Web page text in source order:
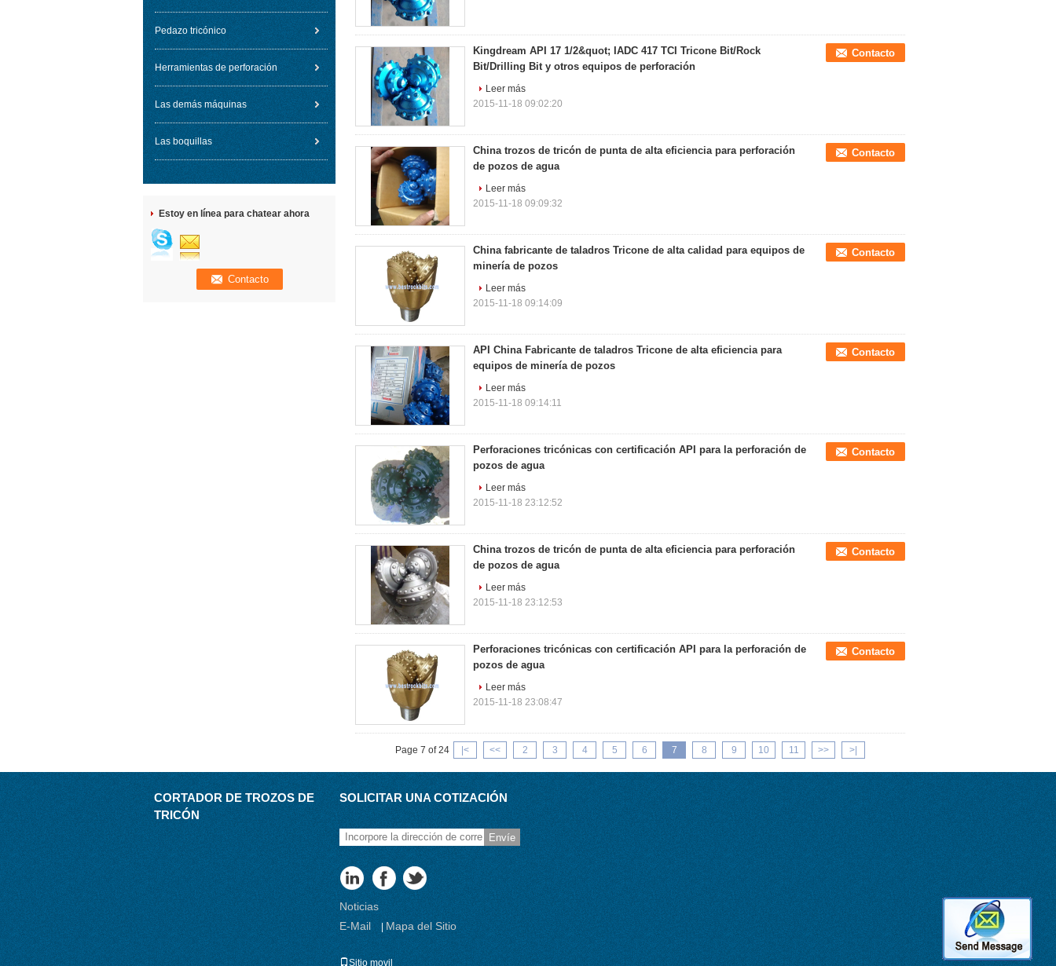
Pedazo tricónico
Herramientas de perforación
Las demás máquinas
Las boquillas
Estoy en línea para chatear ahora
Kingdream API 17 1/2&quot; IADC 417 TCI Tricone Bit/Rock
Bit/Drilling Bit y otros equipos de perforación
Contacto
Leer más
2015-11-18 09:02:20
China trozos de tricón de punta de alta eficiencia para perforación
de pozos de agua
Contacto
Leer más
2015-11-18 09:09:32
China fabricante de taladros Tricone de alta calidad para equipos de
minería de pozos
Contacto
Leer más
2015-11-18 09:14:09
API China Fabricante de taladros Tricone de alta eficiencia para
equipos de minería de pozos
Contacto
Leer más
2015-11-18 09:14:11
Perforaciones tricónicas con certificación API para la perforación de
pozos de agua
Contacto
Leer más
2015-11-18 23:12:52
China trozos de tricón de punta de alta eficiencia para perforación
de pozos de agua
Contacto
Leer más
2015-11-18 23:12:53
Perforaciones tricónicas con certificación API para la perforación de
pozos de agua
Contacto
Leer más
2015-11-18 23:08:47
Page 7 of 24 |< << 2 3 4 5 6 7 8 9 10 11 >> >|
CORTADOR DE TROZOS DE
TRICÓN
SOLICITAR UNA COTIZACIÓN
Envíe
Noticias
E-Mail
| Mapa del Sitio
Sitio movil